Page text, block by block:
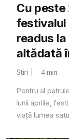
Cu
festivalul
readus
altădată
Stiri 4min
Pentru al
lunii aprilie,
viață lumea